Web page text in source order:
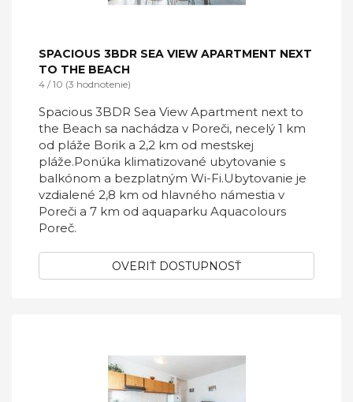
SPACIOUS 3BDR SEA VIEW APARTMENT NEXT
TO THE BEACH
4 / 10 (3 hodnotenie)
Spacious 3BDR Sea View Apartment next to
the Beach sa nachádza v Poreči, necelý 1 km
od pláže Borik a 2,2 km od mestskej
pláže.Ponúka klimatizované ubytovanie s
balkónom a bezplatným Wi-Fi.Ubytovanie je
vzdialené 2,8 km od hlavného námestia v
Poreči a 7 km od aquaparku Aquacolours
Poreč.
OVERIŤ DOSTUPNOSŤ